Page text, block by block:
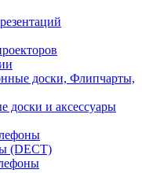
доски, Флипчарты,
доски и аксессуары
(DECT)